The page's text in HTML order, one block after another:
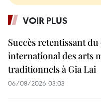
VOIR PLUS
Succès retentissant du
international des arts
traditionnels à Gia Lai
06/08/2026 03:03